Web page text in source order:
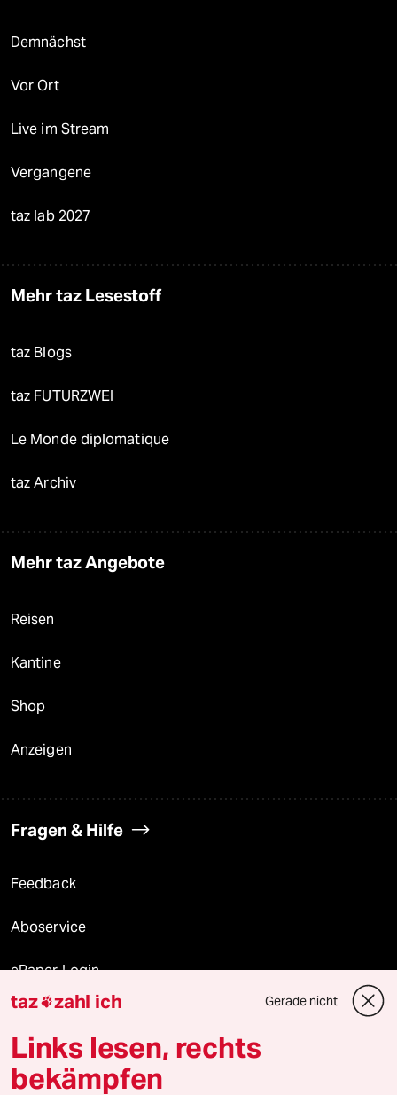
Demnächst
Vor Ort
Live im Stream
Vergangene
taz lab 2027
Mehr taz Lesestoff
taz Blogs
taz FUTURZWEI
Le Monde diplomatique
taz Archiv
Mehr taz Angebote
Reisen
Kantine
Shop
Anzeigen
Fragen & Hilfe
Feedback
Aboservice
ePaper Login
Downloads für Abonnierende
taz zahl ich Gerade nicht
Links lesen, rechts
bekämpfen